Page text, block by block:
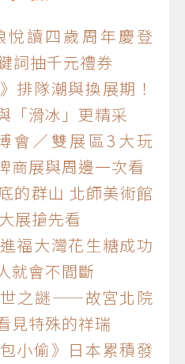
讀四歲周年慶登
詞抽千元禮券
隊潮與換展期！
「滑冰」更精采
／雙展區3大玩
商展與周邊一次看
的群山 北師美術館
展搶先看
福大灣花生糖成功
就會不間斷
之謎——故宮北院
見特殊的祥瑞
小偷》日本累積發